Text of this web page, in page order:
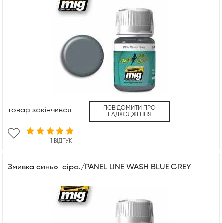
1 ВІДГУК
товар закінчився
ПОВІДОМИТИ ПРО
НАДХОДЖЕННЯ
Змивка синьо-сіра./PANEL LINE WASH BLUE GREY